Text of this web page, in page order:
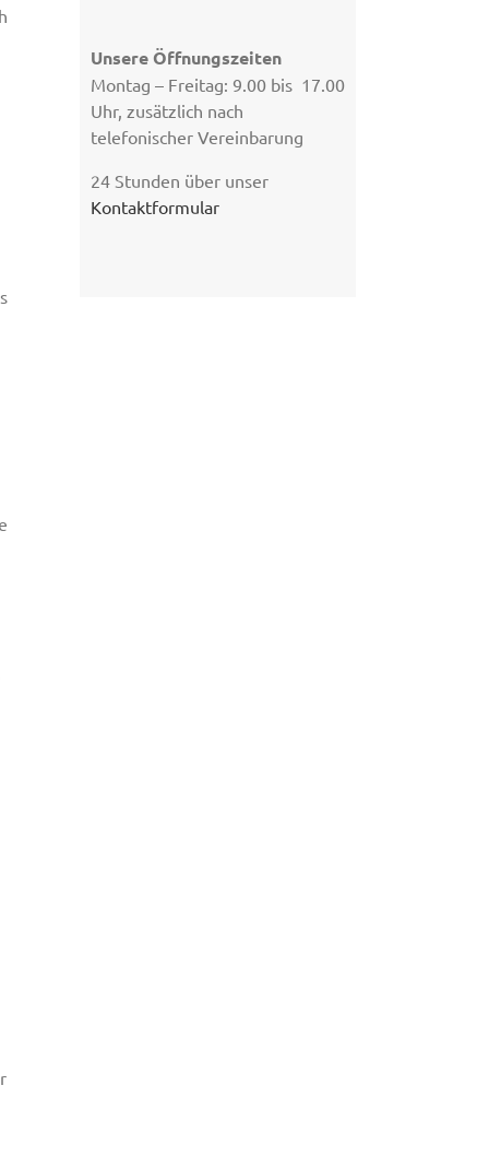
Unsere Öffnungszeiten
Montag – Freitag: 9.00 bis 17.00
Uhr, zusätzlich nach
telefonischer Vereinbarung
24 Stunden über unser
Kontaktformular